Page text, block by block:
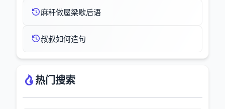
麻秆做屋梁歇后语
叔叔如何造句
热门搜索